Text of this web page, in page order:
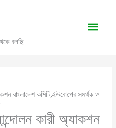
বলছি
Main
বাংলাদেশ কমিটি,ইউরোপের সমর্থক ও
কারী অ্যাকশন